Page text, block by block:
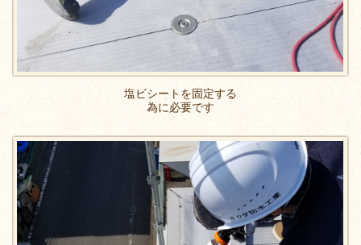
塩ビシートを固定する
為に必要です